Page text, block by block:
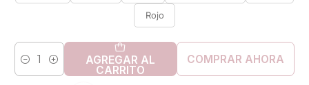
Rojo
Cantidad AGREGAR AL
CARRITO
COMPRAR AHORA